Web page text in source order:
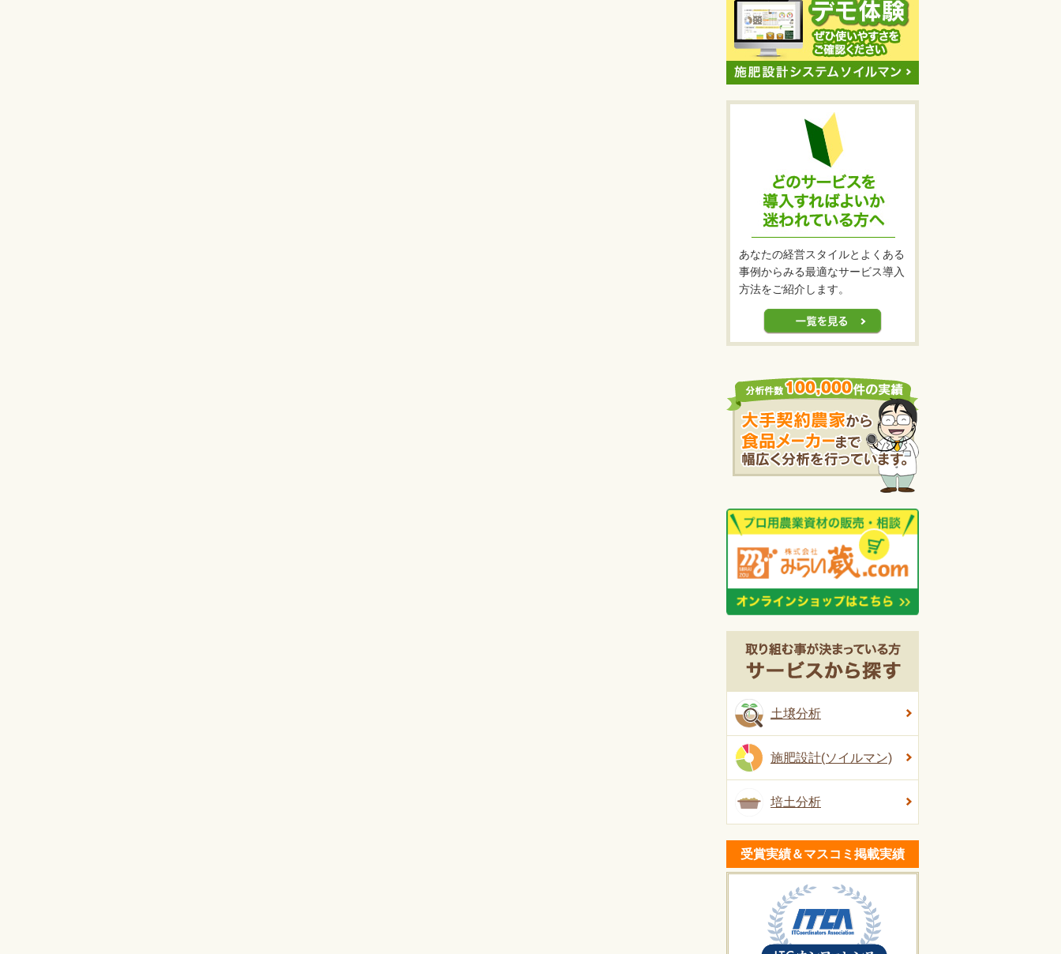
あなたの経営スタイルとよくある
事例からみる最適なサービス導入
方法をご紹介します。
土壌分析
施肥設計(ソイルマン)
培土分析
受賞実績＆マスコミ掲載実績